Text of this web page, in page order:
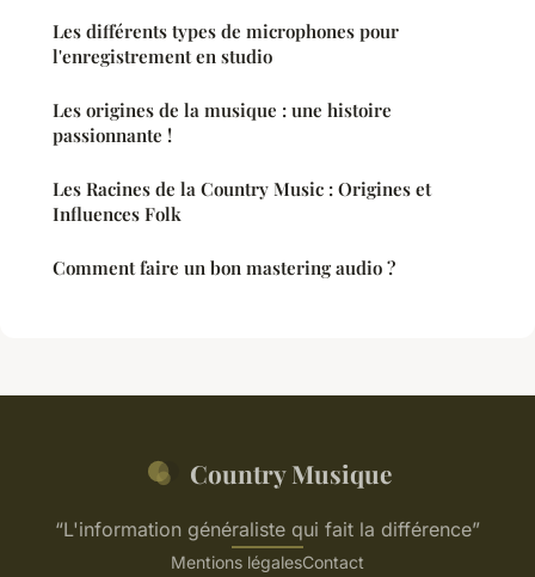
Les différents types de microphones pour
l'enregistrement en studio
Les origines de la musique : une histoire
passionnante !
Les Racines de la Country Music : Origines et
Influences Folk
Comment faire un bon mastering audio ?
Country Musique
“L'information généraliste qui fait la différence”
Mentions légalesContact